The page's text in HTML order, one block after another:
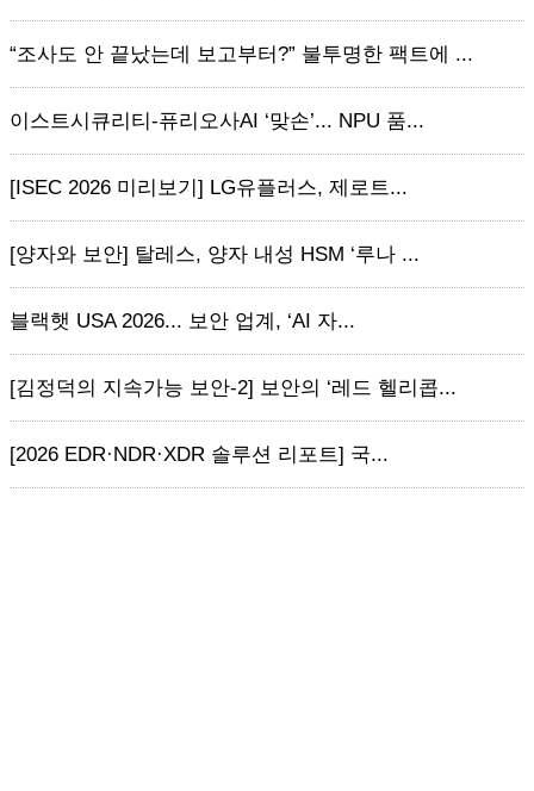
“조사도 안 끝났는데 보고부터?” 불투명한 팩트에 ...
이스트시큐리티-퓨리오사AI ‘맞손’... NPU 품...
[ISEC 2026 미리보기] LG유플러스, 제로트...
[양자와 보안] 탈레스, 양자 내성 HSM ‘루나 ...
블랙햇 USA 2026... 보안 업계, ‘AI 자...
[김정덕의 지속가능 보안-2] 보안의 ‘레드 헬리콥...
[2026 EDR·NDR·XDR 솔루션 리포트] 국...